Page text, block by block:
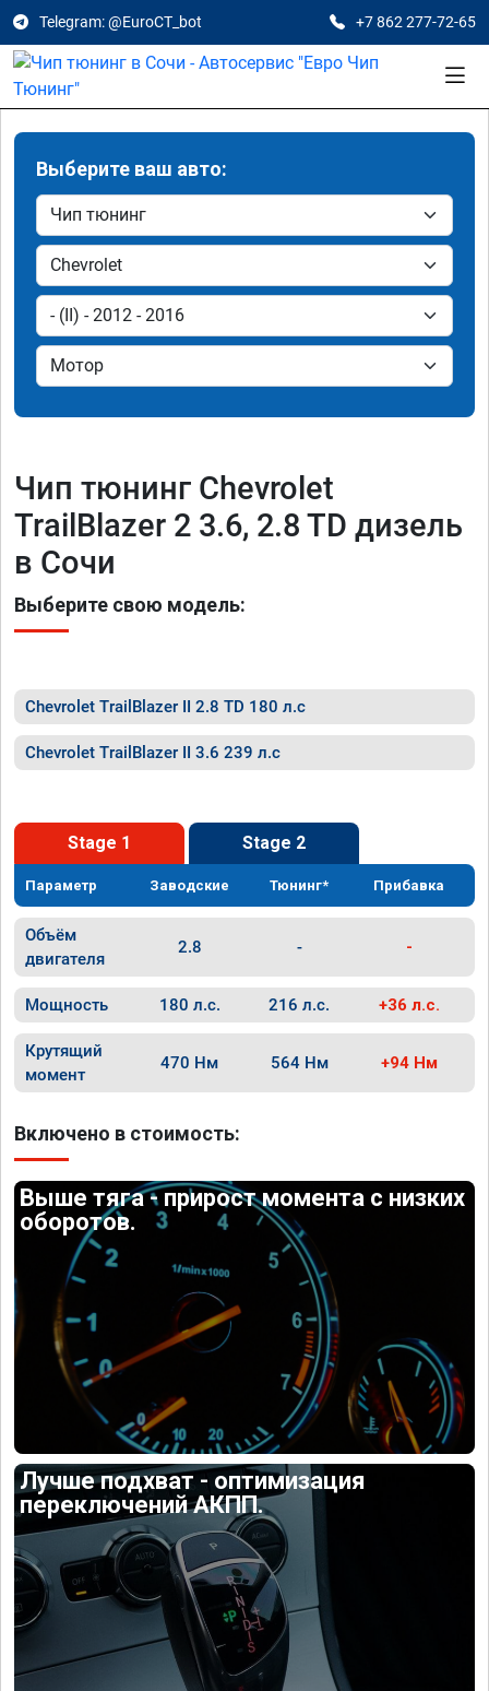
Telegram: @EuroCT_bot +7 862 277-72-65
Выберите ваш авто:
Чип тюнинг Chevrolet
TrailBlazer 2 3.6, 2.8 TD дизель
в Сочи
Выберите свою модель:
Chevrolet TrailBlazer II 2.8 TD 180 л.с
Chevrolet TrailBlazer II 3.6 239 л.с
Stage 1 Stage 2
Параметр Заводские Тюнинг* Прибавка
Объём
двигателя
2.8 - -
Мощность 180 л.с. 216 л.с. +36 л.с.
Крутящий
момент
470 Нм 564 Нм +94 Нм
Включено в стоимость:
Выше тяга - прирост момента с низких
оборотов.
Лучше подхват - оптимизация
переключений АКПП.